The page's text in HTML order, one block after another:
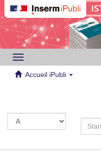
Toggle
navigation
Accueil iPubli